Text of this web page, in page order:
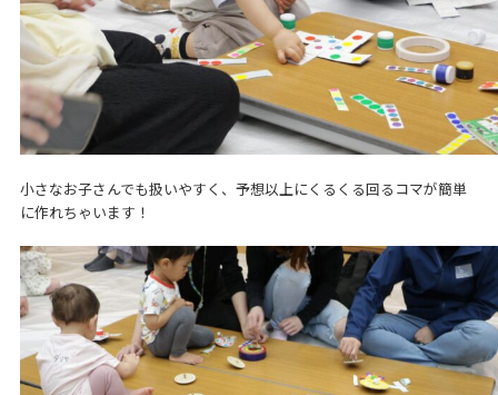
小さなお子さんでも扱いやすく、予想以上にくるくる回るコマが簡単
に作れちゃいます！